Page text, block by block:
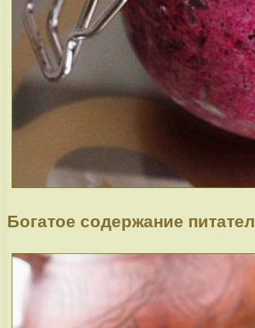
Богатое содержание